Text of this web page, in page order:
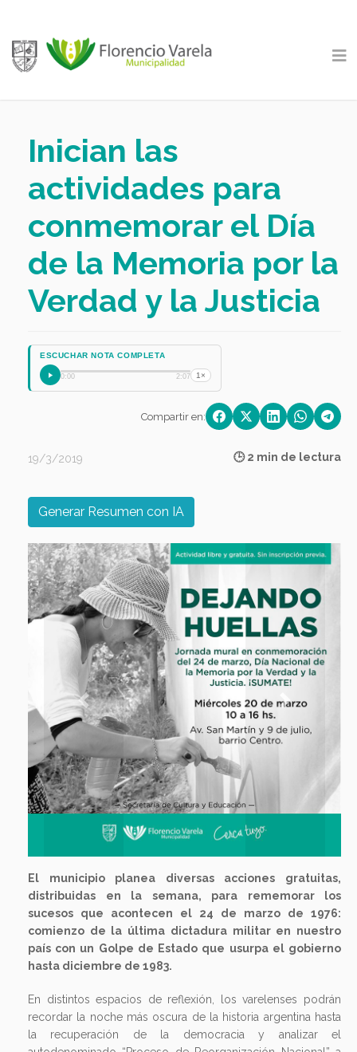
Inician las
actividades para
conmemorar el Día
de la Memoria por la
Verdad y la Justicia
ESCUCHAR NOTA COMPLETA
0:00 2:07 1×
Compartir en:
19/3/2019 🕒 2 min de lectura
Generar Resumen con IA
Previous Next
El municipio planea diversas acciones gratuitas,
distribuidas en la semana, para rememorar los
sucesos que acontecen el 24 de marzo de 1976:
comienzo de la última dictadura militar en nuestro
país con un Golpe de Estado que usurpa el gobierno
hasta diciembre de 1983.
En distintos espacios de reflexión, los varelenses podrán
recordar la noche más oscura de la historia argentina hasta
la recuperación de la democracia y analizar el